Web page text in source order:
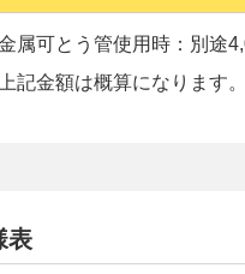
属可とう管使用時：別途
記金額は概算になります
表